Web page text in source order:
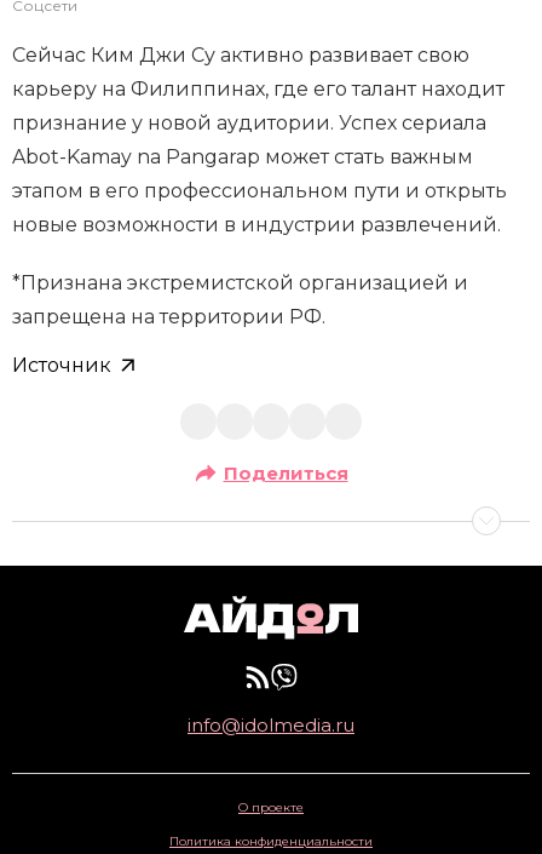
Соцсети
Сейчас Ким Джи Су активно развивает свою
карьеру на Филиппинах, где его талант находит
признание у новой аудитории. Успех сериала
Abot-Kamay na Pangarap может стать важным
этапом в его профессиональном пути и открыть
новые возможности в индустрии развлечений.
*Признана экстремистской организацией и
запрещена на территории РФ.
Источник
Поделиться
info@idolmedia.ru
О проекте
Политика конфиденциальности